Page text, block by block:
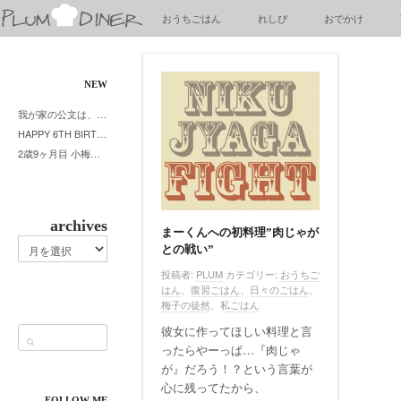
梅
子
おうちごはん れしぴ おでかけ
NEW
我が家の公文は、やってよかった公文式？親もがんばる公文式？時々我が家は苦悶式？
HAPPY 6TH BIRTHDAY LITTE PRINCESS
2歳9ヶ月目 小梅ちゃんピザブーム到来
archives
archives
まーくんへの初料理”肉じゃが
との戦い”
投稿者: PLUM カテゴリー: おうちご
はん、 復習ごはん、 日々のごはん、
梅子の徒然、 私ごはん
彼女に作ってほしい料理と言
ったらやーっぱ…『肉じゃ
が』だろう！？という言葉が
心に残ってたから、